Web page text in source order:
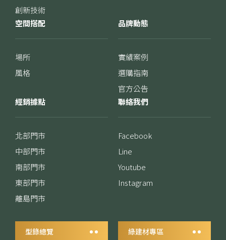
創新技術
空間搭配
場所
風格
品牌動態
實績案例
選購指南
官方公告
經銷據點
北部門市
中部門市
南部門市
東部門市
離島門市
聯絡我們
Facebook
Line
Youtube
Instagram
型錄總覽 綠建材專區